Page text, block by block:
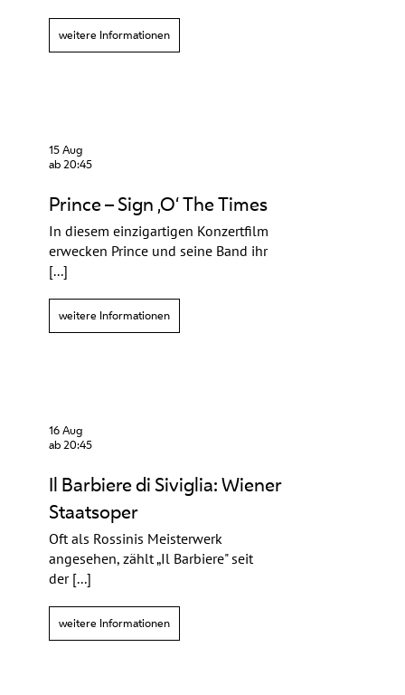
weitere Informationen
15 Aug
ab 20:45
Prince – Sign ‚O‘ The Times
In diesem einzigartigen Konzertfilm
erwecken Prince und seine Band ihr
[...]
weitere Informationen
16 Aug
ab 20:45
Il Barbiere di Siviglia: Wiener
Staatsoper
Oft als Rossinis Meisterwerk
angesehen, zählt „Il Barbiere" seit
der [...]
weitere Informationen